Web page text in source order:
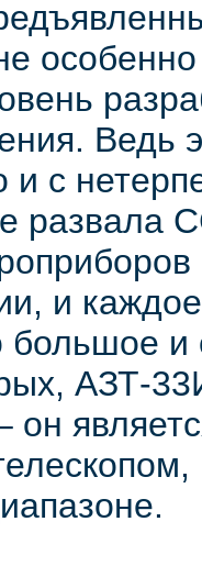
особенно
Ведь
и с
развала
и
большое и
АЗТ-
он